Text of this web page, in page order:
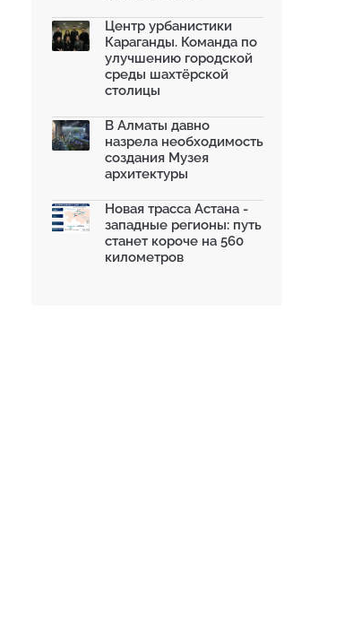
22.06.2026
По улице Саина в Алматы с 20
июня заработает авто...
19.06.2026
романов о городах с...
18.06.2026
Центр урбанистики
Караганды. Команда по
улучшению городской
среды шахтёрской
столицы
В Алматы давно
назрела необходимость
создания Музея
архитектуры
Новая трасса Астана -
западные регионы: путь
станет короче на 560
километров